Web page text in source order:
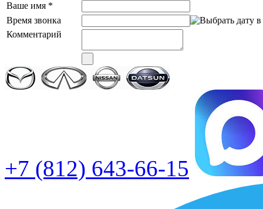
Ваше имя *
Время звонка
Комментарий
+7 (812) 643-66-15